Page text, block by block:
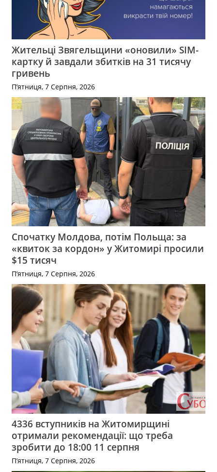
Жительці Звягельщини «оновили» SIM-
картку й завдали збитків на 31 тисячу
гривень
П’ятниця, 7 Серпня, 2026
Спочатку Молдова, потім Польща: за
«квиток за кордон» у Житомирі просили
$15 тисяч
П’ятниця, 7 Серпня, 2026
4336 вступників на Житомирщині
отримали рекомендації: що треба
зробити до 18:00 11 серпня
П’ятниця, 7 Серпня, 2026